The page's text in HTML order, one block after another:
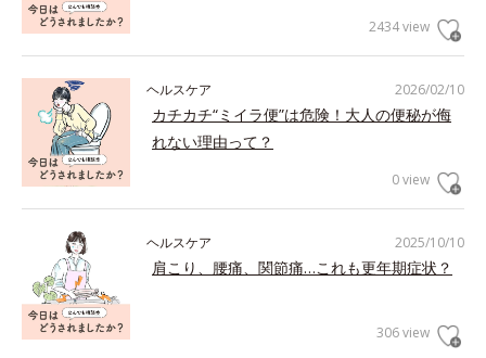
2434 view
2026/02/10
ヘルスケア
カチカチ“ミイラ便”は危険！大人の便秘が侮
れない理由って？
0 view
2025/10/10
ヘルスケア
肩こり、腰痛、関節痛…これも更年期症状？
306 view